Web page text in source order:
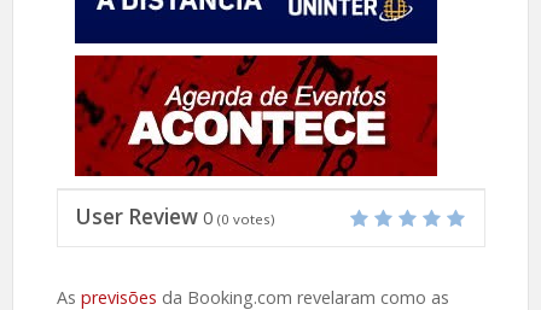
User Review 0 (0 votes)
As previsões da Booking.com revelaram como as